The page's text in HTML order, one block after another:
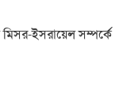
ইসরায়েল সম্পর্কে